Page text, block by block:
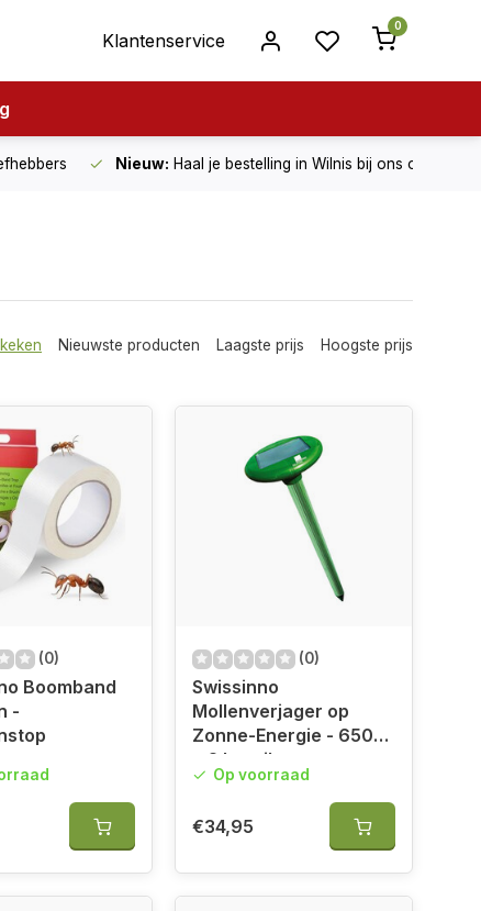
Klantenservice
0
Nieuw: Haal je bestelling in Wilnis bij ons op!
Nieuwste producten Laagste prijs Hoogste prijs
(0)
Boomband
-
(0)
Swissinno
Mollenverjager op
Zonne-Energie - 650
m2 bereik
Op voorraad
€34,95